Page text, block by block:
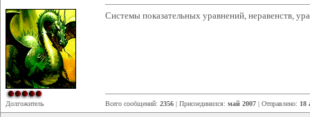
Долгожитель
Системы показательных уравнений, неравенств,
Всего сообщений: 2356 | Присоединился: май 2007 | Отправлено: 18